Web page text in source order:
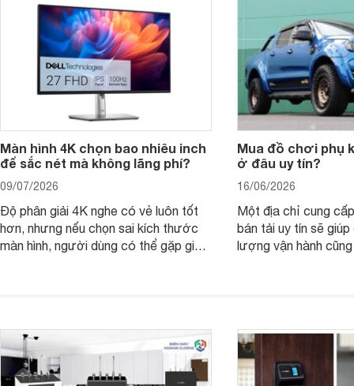
Màn hình 4K chọn bao nhiêu inch
để sắc nét mà không lãng phí?
09/07/2026
Độ phân giải 4K nghe có vẻ luôn tốt
hơn, nhưng nếu chọn sai kích thước
màn hình, người dùng có thể gặp giao
Mua đồ chơi phụ
ở đâu uy tín?
16/06/2026
Một địa chỉ cung
bán tải uy tín sẽ
lượng vận hành